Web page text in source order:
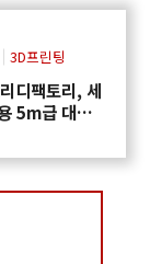
3D프린팅
디팩토리, 세
5m급 대형